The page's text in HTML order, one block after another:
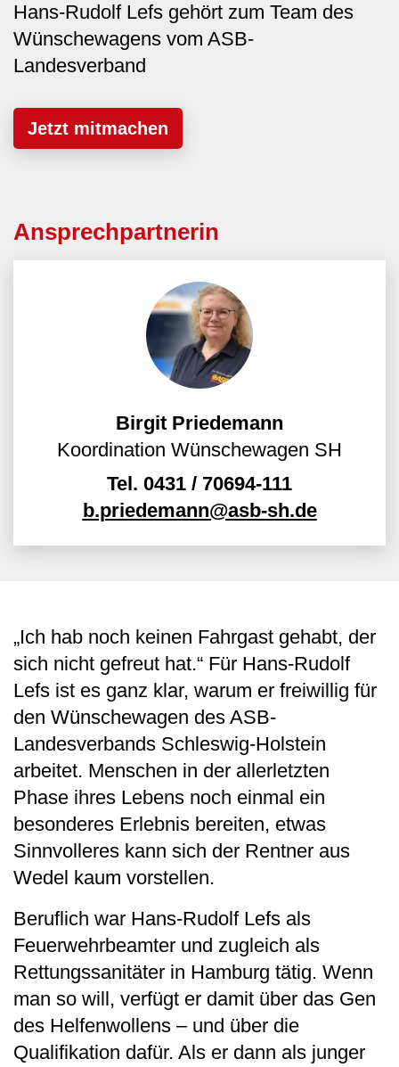
Hans-Rudolf Lefs gehört zum Team des
Wünschewagens vom ASB-
Landesverband
Jetzt mitmachen
Ansprechpartnerin
Birgit Priedemann
Koordination Wünschewagen SH
Tel. 0431 / 70694-111
b.priedemann@asb-sh.de
„Ich hab noch keinen Fahrgast gehabt, der
sich nicht gefreut hat.“ Für Hans-Rudolf
Lefs ist es ganz klar, warum er freiwillig für
den Wünschewagen des ASB-
Landesverbands Schleswig-Holstein
arbeitet. Menschen in der allerletzten
Phase ihres Lebens noch einmal ein
besonderes Erlebnis bereiten, etwas
Sinnvolleres kann sich der Rentner aus
Wedel kaum vorstellen.
Beruflich war Hans-Rudolf Lefs als
Feuerwehrbeamter und zugleich als
Rettungssanitäter in Hamburg tätig. Wenn
man so will, verfügt er damit über das Gen
des Helfenwollens – und über die
Qualifikation dafür. Als er dann als junger